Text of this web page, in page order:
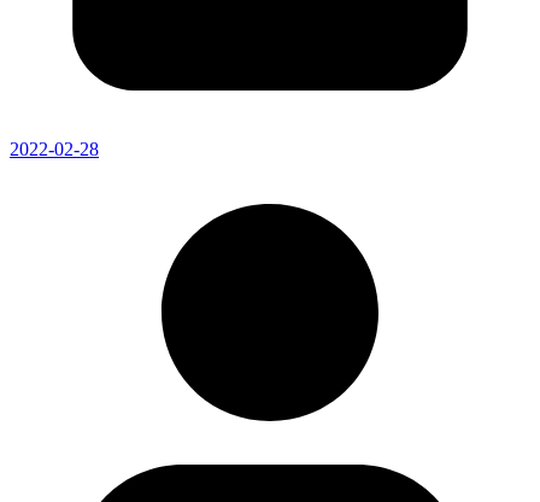
2022-02-28